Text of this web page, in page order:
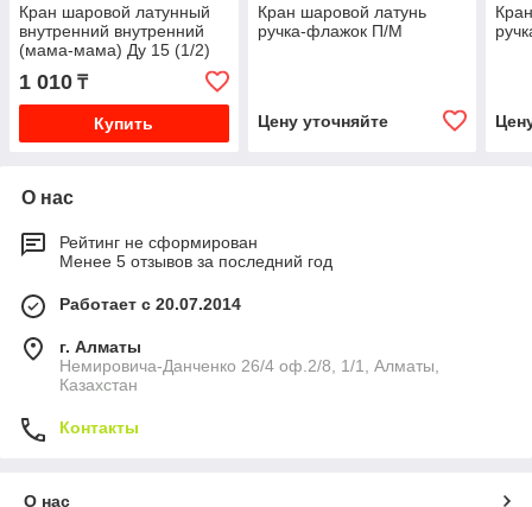
Кран шаровой латунный
внутренний внутренний
(мама-мама) Ду 15 (1/2)
1 010 ₸
Купить
Кран шаровой латунь
ручка-флажок П/М
Цену уточняйте
О нас
Рейтинг не сформирован
Менее 5 отзывов за последний год
Работает с 20.07.2014
г. Алматы
Немировича-Данченко 26/4 оф.2/8, 1/1, Алматы,
Казахстан
Контакты
О нас